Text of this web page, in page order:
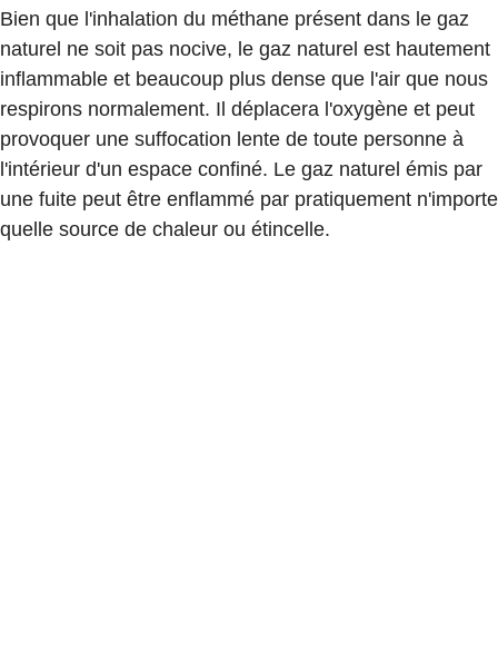
Bien que l'inhalation du méthane présent dans le gaz
naturel ne soit pas nocive, le gaz naturel est hautement
inflammable et beaucoup plus dense que l'air que nous
respirons normalement. Il déplacera l'oxygène et peut
provoquer une suffocation lente de toute personne à
l'intérieur d'un espace confiné. Le gaz naturel émis par
une fuite peut être enflammé par pratiquement n'importe
quelle source de chaleur ou étincelle.